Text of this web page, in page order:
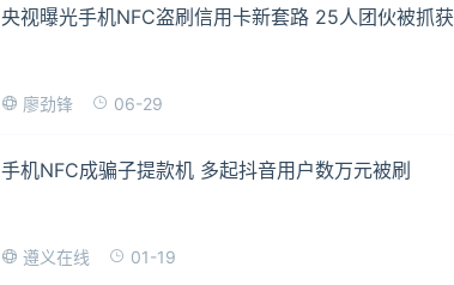
央视曝光手机NFC盗刷信用卡新套路 25人团伙被抓获
廖劲锋 06-29
手机NFC成骗子提款机 多起抖音用户数万元被刷
遵义在线 01-19